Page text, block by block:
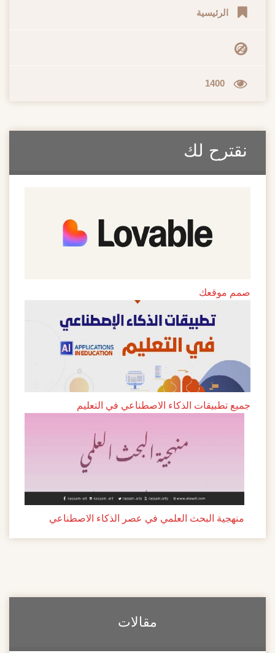
الرئيسية
1400
نقترح لك
صمم موقعك
جميع تطبيقات الذكاء الاصطناعي في التعليم
منهجية البحث العلمي في عصر الذكاء الاصطناعي
مقالات